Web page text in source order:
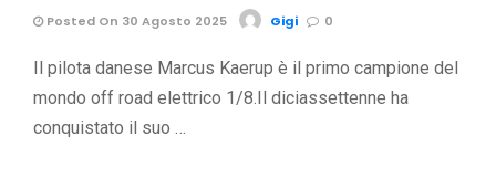
Posted On 30 Agosto 2025 Gigi 0
Il pilota danese Marcus Kaerup è il primo campione del
mondo off road elettrico 1/8.Il diciassettenne ha
conquistato il suo …